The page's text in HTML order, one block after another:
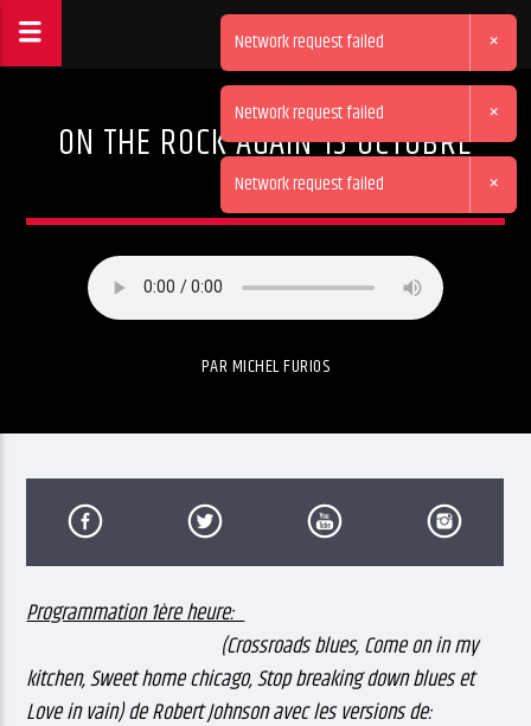
ON THE ROCK AGAIN 13 OCTOBRE
2025
PAR MICHEL FURIOS
Programmation 1ère heure:
(Crossroads blues, Come on in my
kitchen, Sweet home chicago, Stop breaking down blues et
Love in vain) de Robert Johnson avec les versions de:
Network request failed ×
Network request failed ×
Network request failed ×